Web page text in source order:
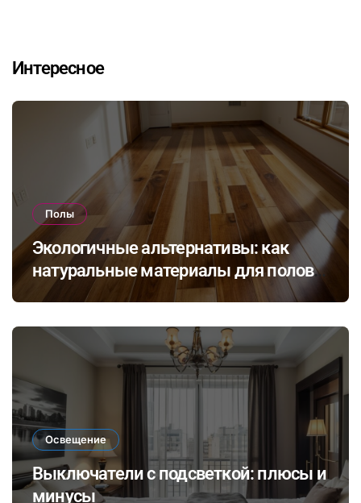
Интересное
Полы
Экологичные альтернативы: как
натуральные материалы для полов
влияют на здоровье и комфорт в
Освещение
Выключатели с подсветкой: плюсы и
минусы